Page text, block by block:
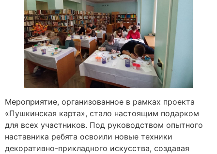
Мероприятие, организованное в рамках проекта
«Пушкинская карта», стало настоящим подарком
для всех участников. Под руководством опытного
наставника ребята освоили новые техники
декоративно-прикладного искусства, создавая